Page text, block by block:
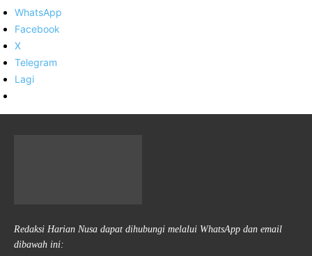
WhatsApp
Facebook
X
Telegram
Lagi
Redaksi Harian Nusa dapat dihubungi melalui WhatsApp dan email
dibawah ini: